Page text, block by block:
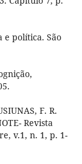
e política. São
F. R.
Revista
v.1, n. 1, p. 1-